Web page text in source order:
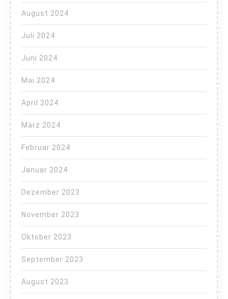
August 2024
Juli 2024
Juni 2024
Mai 2024
April 2024
März 2024
Februar 2024
Januar 2024
Dezember 2023
November 2023
Oktober 2023
September 2023
August 2023